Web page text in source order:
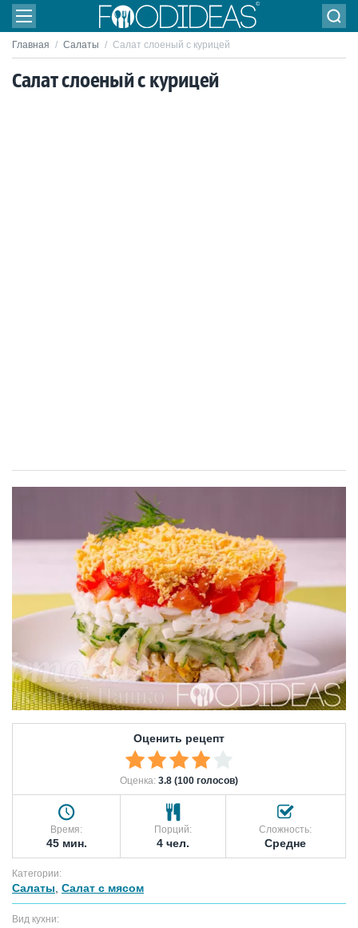
Главная / Салаты / Салат слоеный с курицей
Салат слоеный с курицей
Оценить рецепт
Оценка: 3.8 (100 голосов)
Время:
45 мин.
Порций:
4 чел.
Сложность:
Средне
Категории:
Салаты Салат с мясом
Вид кухни: